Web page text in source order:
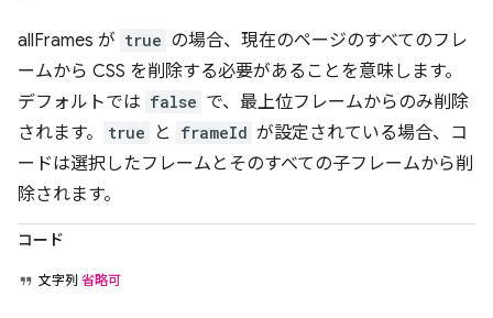
allFrames が true の場合、現在のページのすべてのフレ
ームから CSS を削除する必要があることを意味します。
デフォルトでは false で、最上位フレームからのみ削除
されます。
true と frameId が設定されている場合、コ
ードは選択したフレームとそのすべての子フレームから削
除されます。
コード
文字列 省略可